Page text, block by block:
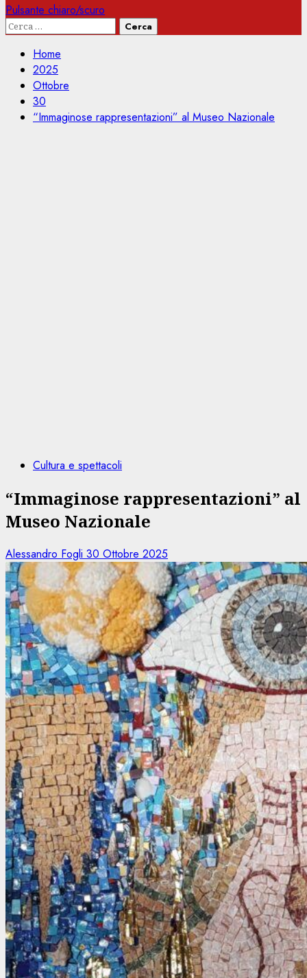
Pulsante chiaro/scuro
Ricerca
Home
2025
Ottobre
30
“Immaginose rappresentazioni” al Museo Nazionale
Cultura e spettacoli
“Immaginose rappresentazioni” al
Museo Nazionale
Alessandro Fogli 30 Ottobre 2025